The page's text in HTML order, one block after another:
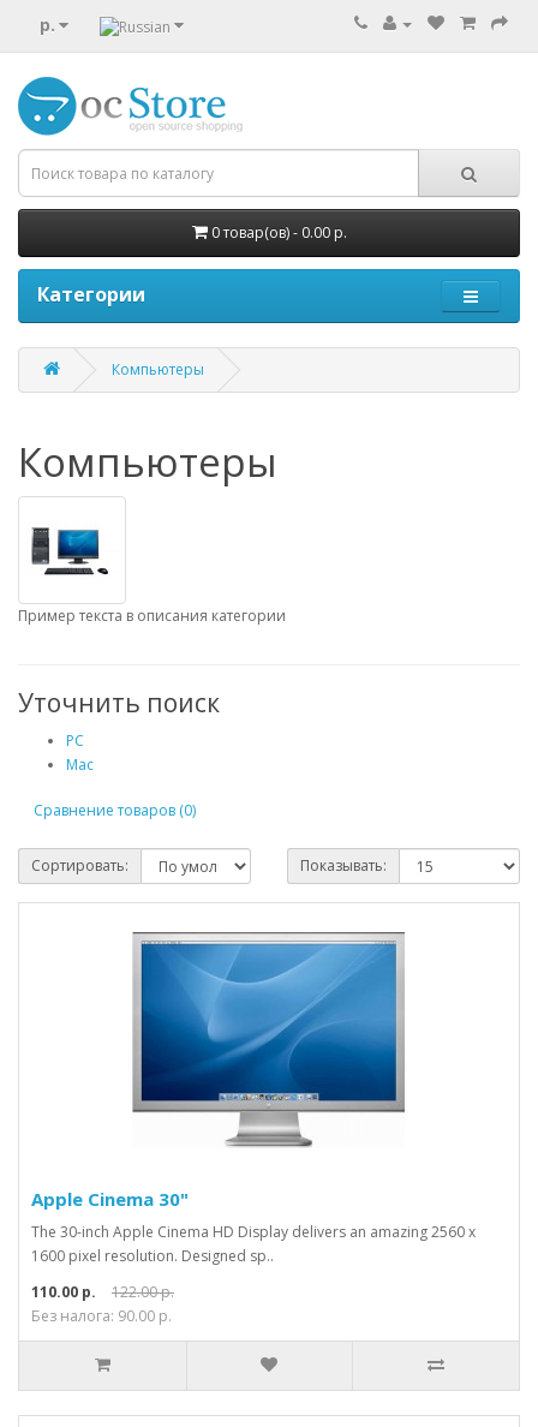
р.
0 товар(ов) - 0.00 р.
Категории
Компьютеры
Компьютеры
Пример текста в описания категории
Уточнить поиск
PC
Mac
Сравнение товаров (0)
Сортировать: Показывать:
Apple Cinema 30"
The 30-inch Apple Cinema HD Display delivers an amazing 2560 x
1600 pixel resolution. Designed sp..
110.00 р.
122.00 р.
Без налога: 90.00 р.